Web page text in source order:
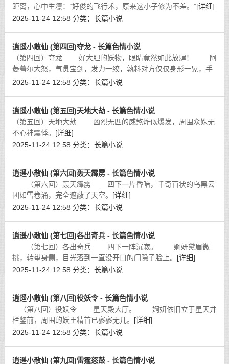
距离，心中生凛：“好俊的飞行术，原来这小子修为不差。”[详细]
2025-11-24 12:58 分类： 长篇小说
逍遥小散仙 (第四回)夺龙 - 长篇色情小说
（第四回）夺龙 好大胆的妖物，眼睛竟然如此放肆！ 阿
菱蓦尔大怒，气贯宝剑，发力一绞，孰料对方仅仅身形一晃，手
中的金虹宝剑仍被那鳞片怒张的怪形兵器紧紧锁住，分毫未脱。
2025-11-24 12:58 分类： 长篇小说
逍遥小散仙 (第五回)天地大劫 - 长篇色情小说
（第五回）天地大劫 凶烈无匹的威煞炸似爆发，周围众姝无
不心神震悸。 [详细]
2025-11-24 12:58 分类： 长篇小说
逍遥小散仙 (第六回)轰天霹雳 - 长篇色情小说
（第六回）轰天霹雳 四下一片昏暗，千奇百状的乌黑云
团如雪卷涌，完全遮蔽了天空。 [详细]
2025-11-24 12:58 分类： 长篇小说
逍遥小散仙 (第七回)各出奇兵 - 长篇色情小说
（第七回）各出奇兵 四下一阵沉寂。 婀妍黛眉微
挑，转望身侧，目光落到一直没开口的门隐子脸上。 [详细]
2025-11-24 12:58 分类： 长篇小说
逍遥小散仙 (第八回)役妖令 - 长篇色情小说
（第八回）役妖令 星天殿大厅。 婀妍依旧立于星天井
栏鉴前，周围的妖王精首已寥寥无几。 [详细]
2025-11-24 12:58 分类： 长篇小说
逍遥小散仙 (第九回)雷霆怒鼓 - 长篇色情小说